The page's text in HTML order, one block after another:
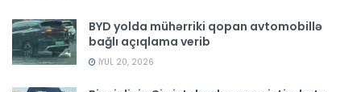
BYD yolda mühərriki qopan avtomobillə
bağlı açıqlama verib
İYUL 20, 2026